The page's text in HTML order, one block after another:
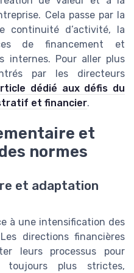
Cela passe par la
continuité d’activité, la
de financement et
internes. Pour aller plus
par les directeurs
dédié aux défis du
et financier.
et
normes
et adaptation
à une intensification des
directions financières
leurs processus pour
toujours plus strictes,